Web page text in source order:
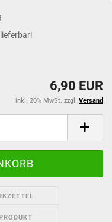
6,90 EUR
inkl. 20% MwSt. zzgl. Versand